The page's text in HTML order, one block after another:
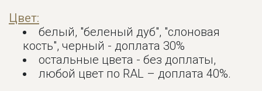
Цвет:
белый, "беленый дуб", "слоновая
кость", черный - доплата 30%
остальные цвета - без доплаты,
любой цвет по RAL – доплата 40%.